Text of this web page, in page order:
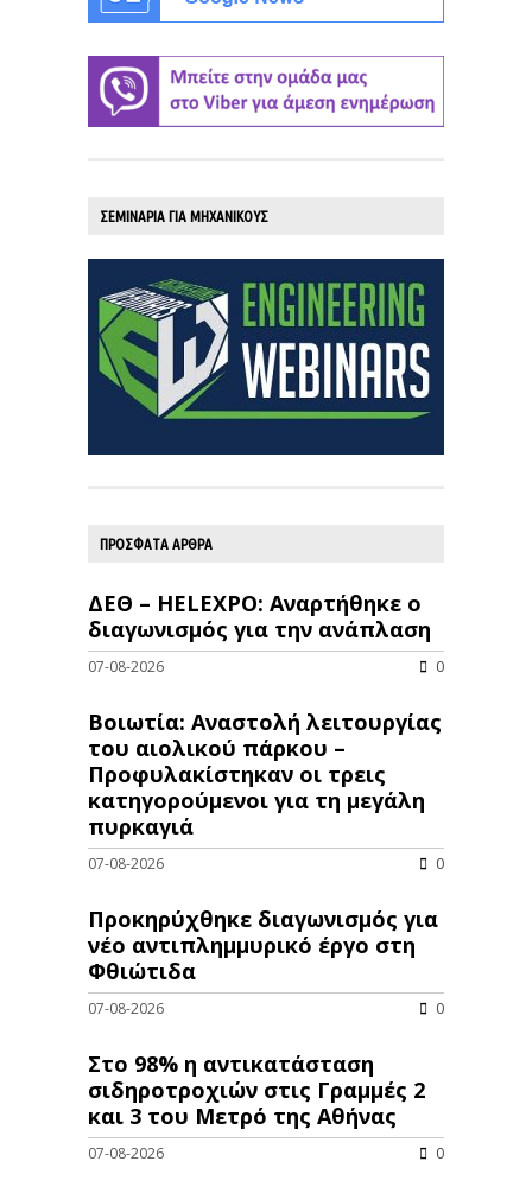
ΣΕΜΙΝΑΡΙΑ ΓΙΑ ΜΗΧΑΝΙΚΟΥΣ
ΠΡΟΣΦΑΤΑ ΑΡΘΡΑ
ΔΕΘ – HELEXPO: Αναρτήθηκε ο
διαγωνισμός για την ανάπλαση
07-08-2026 0
Βοιωτία: Αναστολή λειτουργίας
του αιολικού πάρκου –
Προφυλακίστηκαν οι τρεις
κατηγορούμενοι για τη μεγάλη
πυρκαγιά
07-08-2026 0
Προκηρύχθηκε διαγωνισμός για
νέo αντιπλημμυρικό έργο στη
Φθιώτιδα
07-08-2026 0
Στο 98% η αντικατάσταση
σιδηροτροχιών στις Γραμμές 2
και 3 του Μετρό της Αθήνας
07-08-2026 0